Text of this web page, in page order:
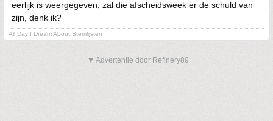
eerlijk is weergegeven, zal die afscheidsweek er de schuld van
zijn, denk ik?
All Day I Dream About Stemlijsten
▼ Advertentie door Refinery89